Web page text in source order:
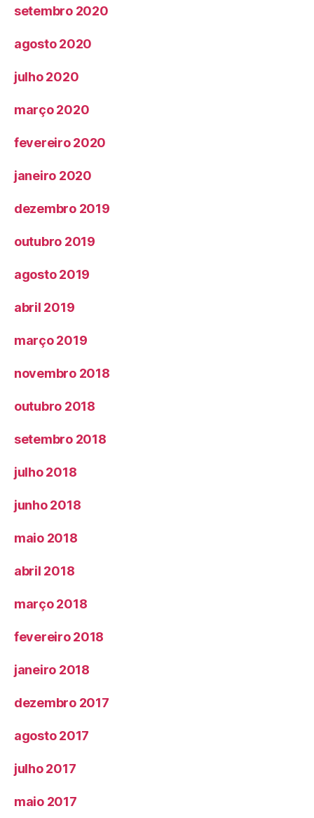
setembro 2020
agosto 2020
julho 2020
março 2020
fevereiro 2020
janeiro 2020
dezembro 2019
outubro 2019
agosto 2019
abril 2019
março 2019
novembro 2018
outubro 2018
setembro 2018
julho 2018
junho 2018
maio 2018
abril 2018
março 2018
fevereiro 2018
janeiro 2018
dezembro 2017
agosto 2017
julho 2017
maio 2017